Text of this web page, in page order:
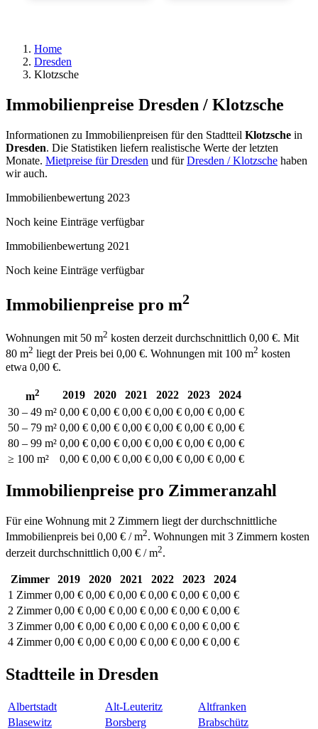
Home
Dresden
Klotzsche
Immobilienpreise Dresden / Klotzsche
Informationen zu Immobilienpreisen für den Stadtteil Klotzsche in
Dresden. Die Statistiken liefern realistische Werte der letzten
Monate. Mietpreise für Dresden und fürDresden / Klotzsche haben
wir auch.
Immobilienbewertung 2023
Noch keine Einträge verfügbar
Immobilienbewertung 2021
Noch keine Einträge verfügbar
Immobilienpreise pro m2
Wohnungen mit 50 m2 kosten derzeit durchschnittlich 0,00 €. Mit
80 m2 liegt der Preis bei 0,00 €. Wohnungen mit 100 m2 kosten
etwa 0,00 €.
m2 2019 2020 2021 2022 2023
2024
30 – 49 m² 0,00 € 0,00 € 0,00 € 0,00 € 0,00 € 0,00 €
50 – 79 m² 0,00 € 0,00 € 0,00 € 0,00 € 0,00 € 0,00 €
80 – 99 m² 0,00 € 0,00 € 0,00 € 0,00 € 0,00 € 0,00 €
≥ 100 m²
0,00 € 0,00 € 0,00 € 0,00 € 0,00 € 0,00 €
Immobilienpreise pro Zimmeranzahl
Für eine Wohnung mit 2 Zimmern liegt der durchschnittliche
Immobilienpreis bei 0,00 € / m2. Wohnungen mit 3 Zimmern kosten
derzeit durchschnittlich 0,00 € / m2.
Zimmer 2019 2020 2021 2022 2023
2024
1 Zimmer 0,00 € 0,00 € 0,00 € 0,00 € 0,00 € 0,00 €
2 Zimmer 0,00 € 0,00 € 0,00 € 0,00 € 0,00 € 0,00 €
3 Zimmer 0,00 € 0,00 € 0,00 € 0,00 € 0,00 € 0,00 €
4 Zimmer 0,00 € 0,00 € 0,00 € 0,00 € 0,00 € 0,00 €
Stadtteile in Dresden
Albertstadt Alt-Leuteritz
Altfranken
Blasewitz
Borsberg
Brabschütz